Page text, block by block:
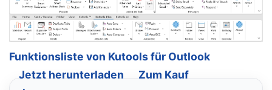
Funktionsliste von Kutools für Outlook
Jetzt herunterladen
Zum Kauf